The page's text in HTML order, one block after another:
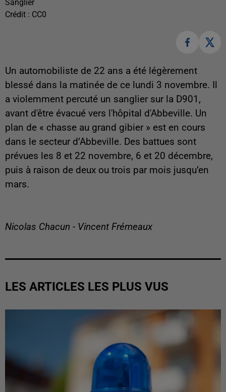
Sanglier
Crédit : CC0
Un automobiliste de 22 ans a été légèrement
blessé dans la matinée de ce lundi 3 novembre. Il
a violemment percuté un sanglier sur la D901,
avant d'être évacué vers l'hôpital d'Abbeville. Un
plan de « chasse au grand gibier » est en cours
dans le secteur d’Abbeville. Des battues sont
prévues les 8 et 22 novembre, 6 et 20 décembre,
puis à raison de deux ou trois par mois jusqu’en
mars.
Nicolas Chacun - Vincent Frémeaux
LES ARTICLES LES PLUS VUS